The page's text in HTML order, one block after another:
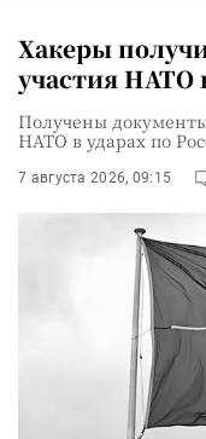
Хакеры
участия НАТО
Получены
НАТО в ударах по
7 августа 2026, 09:15